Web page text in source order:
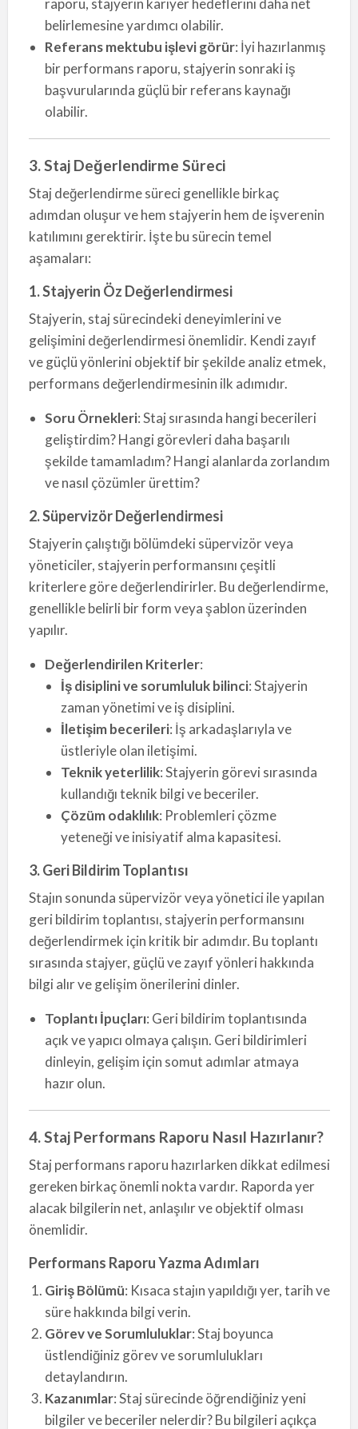
raporu, stajyerin kariyer hedeflerini daha net
belirlemesine yardımcı olabilir.
Referans mektubu işlevi görür: İyi hazırlanmış
bir performans raporu, stajyerin sonraki iş
başvurularında güçlü bir referans kaynağı
olabilir.
3. Staj Değerlendirme Süreci
Staj değerlendirme süreci genellikle birkaç
adımdan oluşur ve hem stajyerin hem de işverenin
katılımını gerektirir. İşte bu sürecin temel
aşamaları:
1. Stajyerin Öz Değerlendirmesi
Stajyerin, staj sürecindeki deneyimlerini ve
gelişimini değerlendirmesi önemlidir. Kendi zayıf
ve güçlü yönlerini objektif bir şekilde analiz etmek,
performans değerlendirmesinin ilk adımıdır.
Soru Örnekleri: Staj sırasında hangi becerileri
geliştirdim? Hangi görevleri daha başarılı
şekilde tamamladım? Hangi alanlarda zorlandım
ve nasıl çözümler ürettim?
2. Süpervizör Değerlendirmesi
Stajyerin çalıştığı bölümdeki süpervizör veya
yöneticiler, stajyerin performansını çeşitli
kriterlere göre değerlendirirler. Bu değerlendirme,
genellikle belirli bir form veya şablon üzerinden
yapılır.
Değerlendirilen Kriterler:
İş disiplini ve sorumluluk bilinci: Stajyerin
zaman yönetimi ve iş disiplini.
İletişim becerileri: İş arkadaşlarıyla ve
üstleriyle olan iletişimi.
Teknik yeterlilik: Stajyerin görevi sırasında
kullandığı teknik bilgi ve beceriler.
Çözüm odaklılık: Problemleri çözme
yeteneği ve inisiyatif alma kapasitesi.
3. Geri Bildirim Toplantısı
Stajın sonunda süpervizör veya yönetici ile yapılan
geri bildirim toplantısı, stajyerin performansını
değerlendirmek için kritik bir adımdır. Bu toplantı
sırasında stajyer, güçlü ve zayıf yönleri hakkında
bilgi alır ve gelişim önerilerini dinler.
Toplantı İpuçları: Geri bildirim toplantısında
açık ve yapıcı olmaya çalışın. Geri bildirimleri
dinleyin, gelişim için somut adımlar atmaya
hazır olun.
4. Staj Performans Raporu Nasıl Hazırlanır?
Staj performans raporu hazırlarken dikkat edilmesi
gereken birkaç önemli nokta vardır. Raporda yer
alacak bilgilerin net, anlaşılır ve objektif olması
önemlidir.
Performans Raporu Yazma Adımları
Giriş Bölümü: Kısaca stajın yapıldığı yer, tarih ve
süre hakkında bilgi verin.
Görev ve Sorumluluklar: Staj boyunca
üstlendiğiniz görev ve sorumlulukları
detaylandırın.
Kazanımlar: Staj sürecinde öğrendiğiniz yeni
bilgiler ve beceriler nelerdir? Bu bilgileri açıkça